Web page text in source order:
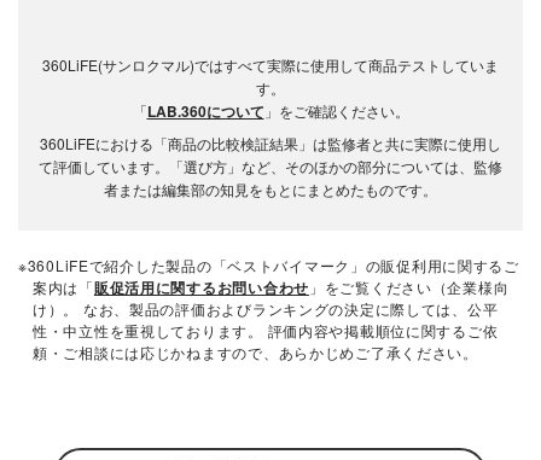
360LiFE(サンロクマル)ではすべて実際に使用して商品テストしていま
す。
「LAB.360について 」をご確認ください。
360LiFEにおける「商品の比較検証結果」は監修者と共に実際に使用し
て評価しています。「選び方」など、そのほかの部分については、監修
者または編集部の知見をもとにまとめたものです。
※360LiFEで紹介した製品の「ベストバイマーク」の販促利用に関するご
案内は「販促活用に関するお問い合わせ 」をご覧ください（企業様向
け）。 なお、製品の評価およびランキングの決定に際しては、公平
性・中立性を重視しております。 評価内容や掲載順位に関するご依
頼・ご相談には応じかねますので、あらかじめご了承ください。